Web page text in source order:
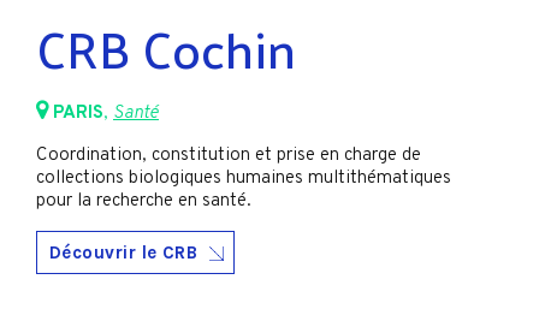
CRB Cochin
PARIS, Santé
Coordination, constitution et prise en charge de
collections biologiques humaines multithématiques
pour la recherche en santé.
Découvrir le CRB